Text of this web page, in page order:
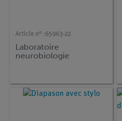
Article n° :65963-22
Laboratoire
neurobiologie